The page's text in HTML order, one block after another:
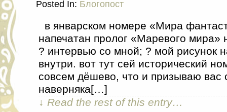
Posted In: Блогопост
в январском номере «Мира
напечатан пролог «Маревого мира»
? интервью со мной; ? мой рисунок
внутри. вот тут сей исторический
совсем дёшево, что и призываю вас
наверняка[…]
↓ Read the rest of this entry…